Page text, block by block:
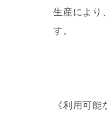
生産により
す。
《利用可能